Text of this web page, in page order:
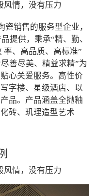
风情，没有压力
瓷销售的服务型企业，
提供，秉承“精、勤、
率、高品质、高标准”
善尽美、精益求精”为
心关爱服务。高性价
字楼、星级酒店、以
品。产品涵盖全抛釉
砖、玑理造型艺术
风情，没有压力